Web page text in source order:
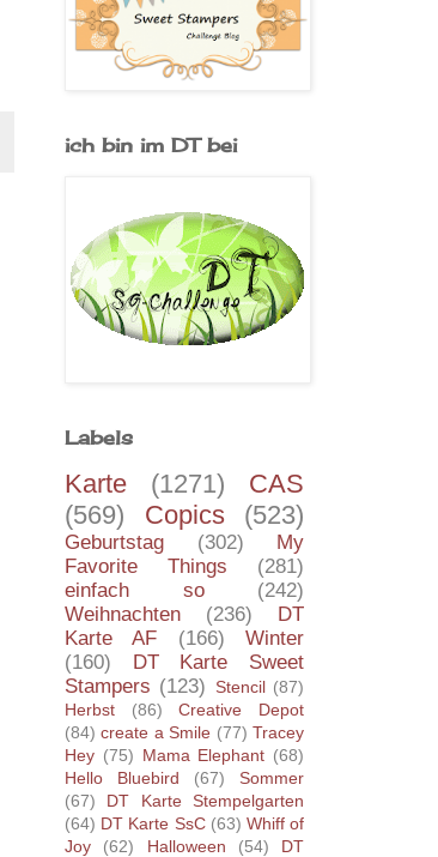
ich bin im DT bei
Labels
Karte (1271)
CAS
(569)
Copics (523)
Geburtstag (302)
My
Favorite Things
(281)
einfach so
(242)
Weihnachten
(236)
DT
Karte AF
(166)
Winter
(160)
DT Karte Sweet
Stampers (123) Stencil (87)
Herbst
(86)
Creative Depot
(84) create a Smile (77) Tracey
Hey (75) Mama Elephant (68)
Hello Bluebird
(67)
Sommer
(67)
DT Karte Stempelgarten
(64) DT Karte SsC (63) Whiff of
Joy
(62) Halloween (54)
DT